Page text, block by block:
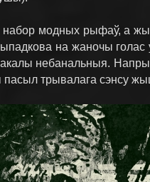
модных рыфаў, а
на жаночы
небанальныя.
трывалага сэнсу